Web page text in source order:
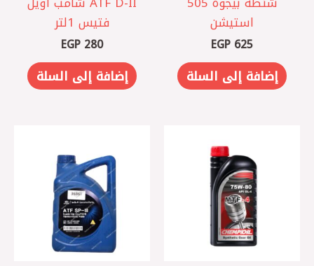
استيشن
EGP 625
إضافة إلى السلة
فتيس 1لتر
EGP 280
إضافة إلى السلة